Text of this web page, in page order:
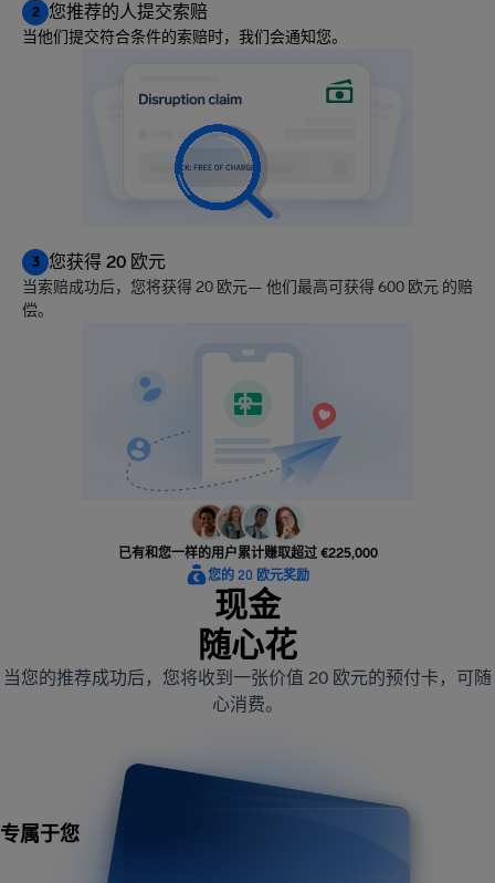
2 您推荐的人提交索赔
当他们提交符合条件的索赔时，我们会通知您。
3 您获得 20 欧元
当索赔成功后，您将获得 20 欧元— 他们最高可获得 600 欧元 的赔
偿。
已有和您一样的用户累计赚取超过 €225,000
您的 20 欧元奖励
现金
随心花
当您的推荐成功后，您将收到一张价值 20 欧元的预付卡，可随
心消费。
专属于您